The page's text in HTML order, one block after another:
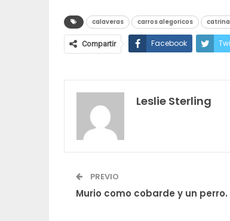
calaveras carros alegoricos
Compartir Facebook
Leslie Sterling
PREVIO
Murio como cobarde y un